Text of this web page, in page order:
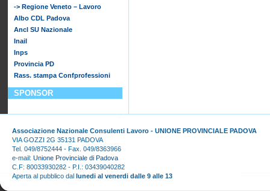
-> Regione Veneto – Lavoro
Albo CDL Padova
Ancl SU Nazionale
Inail
Inps
Provincia PD
Rass. stampa Confprofessioni
SPONSOR
Associazione Nazionale Consulenti Lavoro - UNIONE PROVINCIALE PADOVA
VIA GOZZI 2G 35131 PADOVA
Tel. 049/8752444 - Fax. 049/8363966
e-mail: Unione Provinciale di Padova
C.F: 80033930282 - P.I.: 03439040282
Aperta al pubblico dal lunedi al venerdi dalle 9 alle 13